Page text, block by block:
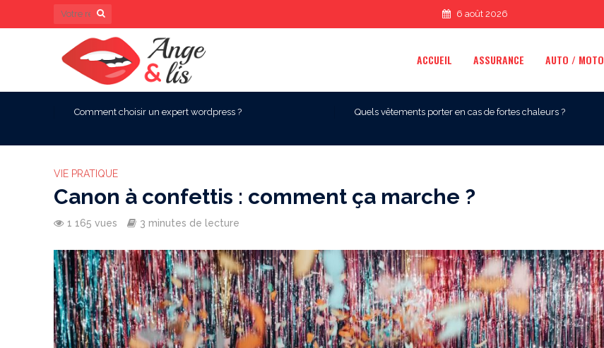
6 août 2026
ACCUEIL ASSURANCE AUTO / MOTO
Comment choisir un expert wordpress ? Quels vêtements porter en cas de fortes chaleurs ?
VIE PRATIQUE
Canon à confettis : comment ça marche ?
1 165 vues 3 minutes de lecture